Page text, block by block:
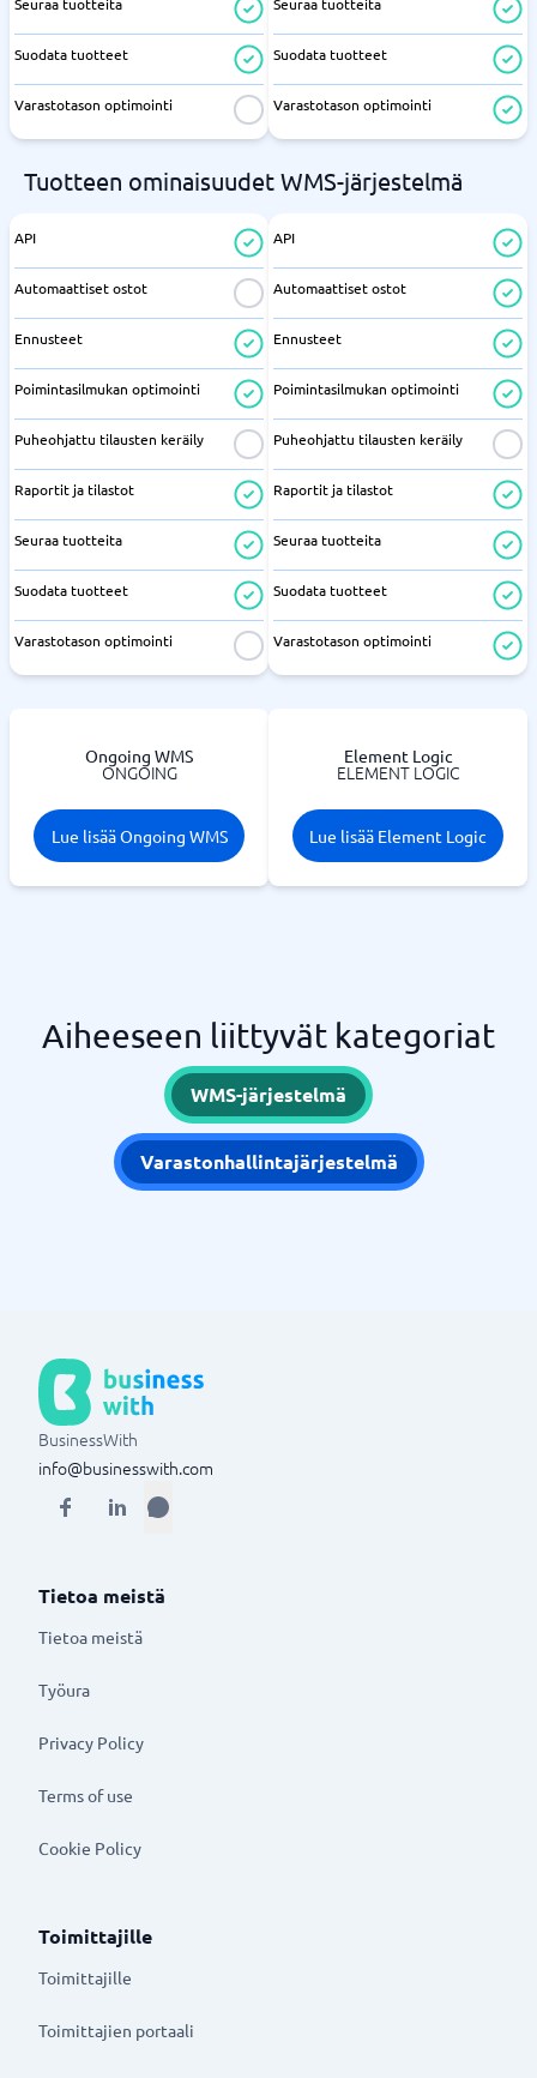
Suodata tuotteet
Varastotason optimointi
Suodata tuotteet
Varastotason optimointi
Tuotteen ominaisuudet WMS-järjestelmä
API
Automaattiset ostot
Ennusteet
Poimintasilmukan optimointi
Puheohjattu tilausten keräily
Raportit ja tilastot
Seuraa tuotteita
Suodata tuotteet
Varastotason optimointi
API
Automaattiset ostot
Ennusteet
Poimintasilmukan optimointi
Puheohjattu tilausten keräily
Raportit ja tilastot
Seuraa tuotteita
Suodata tuotteet
Varastotason optimointi
Ongoing WMS
ONGOING
Lue lisää Ongoing WMS
Element Logic
ELEMENT LOGIC
Lue lisää Element Logic
Aiheeseen liittyvät kategoriat
WMS-järjestelmä
Varastonhallintajärjestelmä
BusinessWith
info@businesswith.com
Tietoa meistä
Tietoa meistä
Työura
Privacy Policy
Terms of use
Cookie Policy
Toimittajille
Toimittajille
Toimittajien portaali